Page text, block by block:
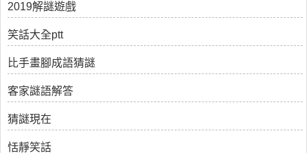
2019解謎遊戲
笑話大全ptt
比手畫腳成語猜謎
客家謎語解答
猜謎現在
恬靜笑話